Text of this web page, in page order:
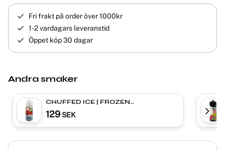
Fri frakt på order över 1000kr
1-2 vardagars leveranstid
Öppet köp 30 dagar
Andra smaker
CHUFFED ICE | FROZEN
WATERBERRY | Shortfill
129 SEK